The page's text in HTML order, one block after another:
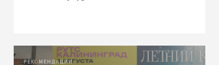
РЕКОМЕНДАЦИИ